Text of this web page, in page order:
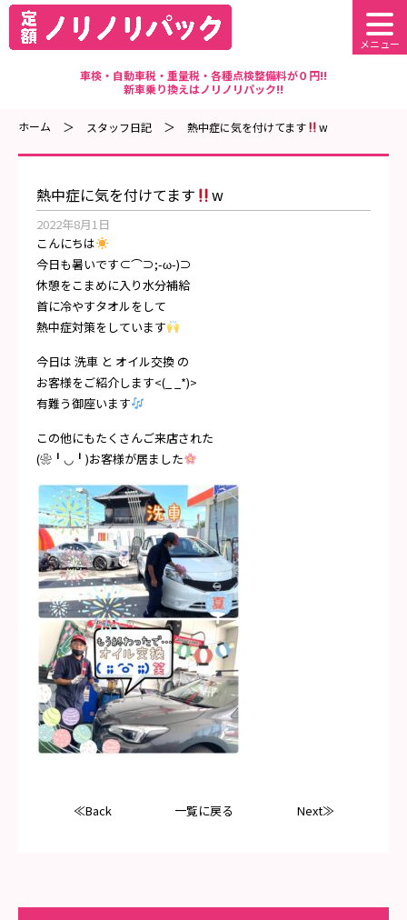
車検・自動車税・重量税・各種点検整備料が０円!!
新車乗り換えはノリノリパック!!
メニュー
ホーム スタッフ日記 熱中症に気を付けてます w
熱中症に気を付けてます w
2022年8月1日
こんにちは
今日も暑いです⊂⌒⊃;-ω-)⊃
休憩をこまめに入り水分補給
首に冷やすタオルをして
熱中症対策をしています
今日は 洗車 と オイル交換 の
お客様をご紹介します<(_ _*)>
有難う御座います
この他にもたくさんご来店された
(❀╹◡╹)お客様が居ました
≪Back 一覧に戻る Next≫